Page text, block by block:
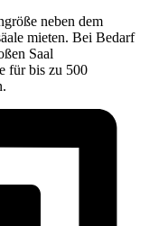
neben dem
mieten. Bei Bedarf
Saal
für bis zu 500